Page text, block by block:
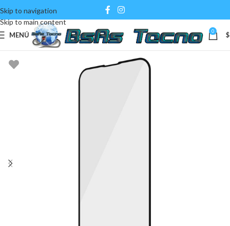
Skip to navigation
Skip to main content
MENÚ 0 $